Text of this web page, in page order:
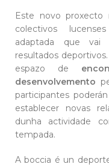
Este novo proxecto
colectivos
adaptada que
resultados
espazo de
desenvolvemento
participantes
establecer novas
dunha actividade
tempada.
A boccia é un